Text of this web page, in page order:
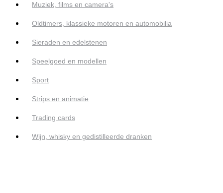
Muziek, films en camera's
Oldtimers, klassieke motoren en automobilia
Sieraden en edelstenen
Speelgoed en modellen
Sport
Strips en animatie
Trading cards
Wijn, whisky en gedistilleerde dranken